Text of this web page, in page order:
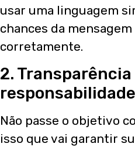
usar uma linguagem
chances da
corretamente.
2. Transparência
responsabilidade
Não passe o objetivo
isso que vai garantir